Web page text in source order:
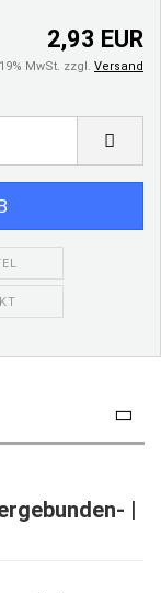
2,93 EUR
MwSt. zzgl. Versand
|